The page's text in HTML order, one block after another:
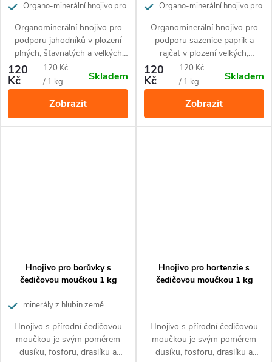
Organo-minerální hnojivo pro
Organominerální hnojivo pro
podporu jahodníků v plození
plných, šťavnatých a velkých
plodů. Hnojivo je vhodné pro
všechny druhy jahod
pěstovaných v nádobách i ve
volné půdě, ale také pro
drobnoplodé ovoce jako jsou
maliny, ostružiny, rybíz nebo
120
Kč
Měrná
cena:
120 Kč
/ 1 kg
Skladem
Zobrazit
Organo-minerální hnojivo pro
Organominerální hnojivo pro
podporu sazenice paprik a
rajčat v plození velkých,
probarvených a zdravých plodů.
Hnojivo je vhodné pro všechny
druhy rajčat a paprik
pěstovaných v nádobách i ve
volné půdě. Díky svému
unikátnímu složení uvolňuje
120
Kč
Měrná
cena:
120 Kč
/ 1 kg
Skladem
Zobrazit
Hnojivo pro borůvky s
čedičovou moučkou 1 kg
minerály z hlubin země
Hnojivo s přírodní čedičovou
moučkou je svým poměrem
dusíku, fosforu, draslíku a
Hnojivo pro hortenzie s
čedičovou moučkou 1 kg
Hnojivo s přírodní čedičovou
moučkou je svým poměrem
dusíku, fosforu, draslíku a